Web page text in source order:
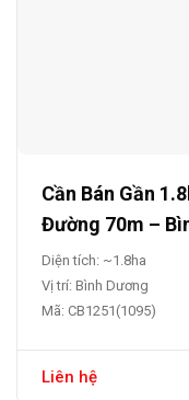
Cần Bán Gần
Đường 70m –
Diện tích: ~1.8ha
Vị trí: Bình Dương
Mã: CB1251(1095)
Liên hệ